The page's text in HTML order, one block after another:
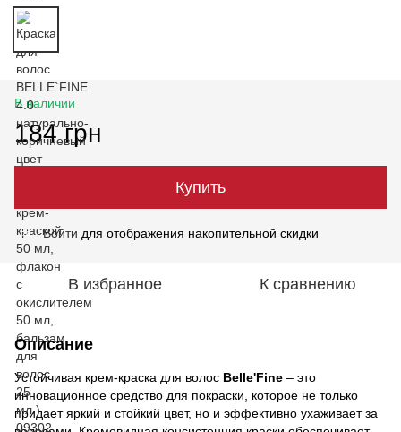
В наличии
184 грн
Купить
% Войти для отображения накопительной скидки
В избранное К сравнению
Описание
Устойчивая крем-краска для волос Belle'Fine – это
инновационное средство для покраски, которое не только
придает яркий и стойкий цвет, но и эффективно ухаживает за